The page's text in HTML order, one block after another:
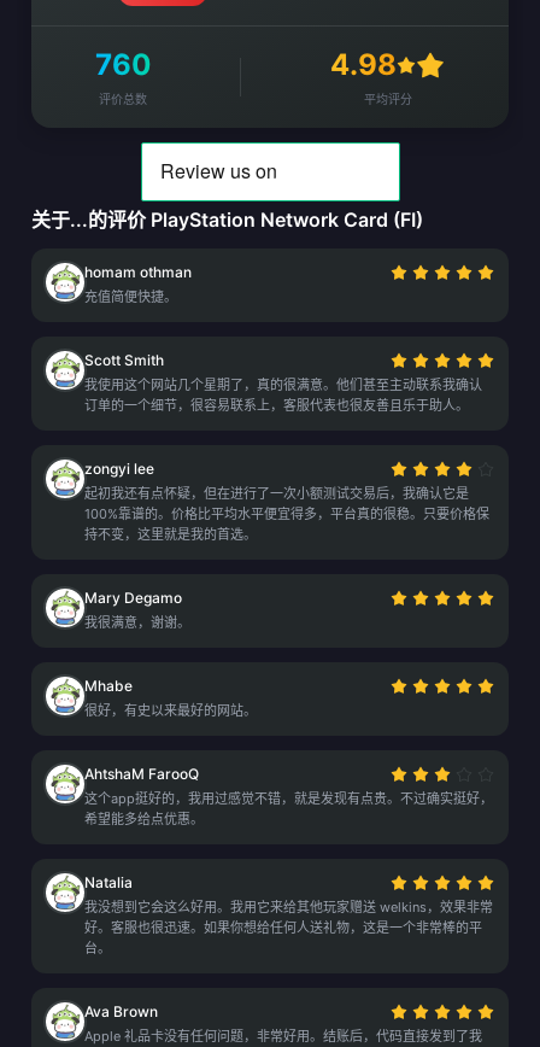
760
评价总数
4.98
平均评分
关于...的评价 PlayStation Network Card (FI)
homam othman
充值简便快捷。
Scott Smith
我使用这个网站几个星期了，真的很满意。他们甚至主动联系我确认
订单的一个细节，很容易联系上，客服代表也很友善且乐于助人。
zongyi lee
起初我还有点怀疑，但在进行了一次小额测试交易后，我确认它是
100%靠谱的。价格比平均水平便宜得多，平台真的很稳。只要价格保
持不变，这里就是我的首选。
Mary Degamo
我很满意，谢谢。
Mhabe
很好，有史以来最好的网站。
AhtshaM FarooQ
这个app挺好的，我用过感觉不错，就是发现有点贵。不过确实挺好，
希望能多给点优惠。
Natalia
我没想到它会这么好用。我用它来给其他玩家赠送 welkins，效果非常
好。客服也很迅速。如果你想给任何人送礼物，这是一个非常棒的平
台。
Ava Brown
Apple 礼品卡没有任何问题，非常好用。结账后，代码直接发到了我